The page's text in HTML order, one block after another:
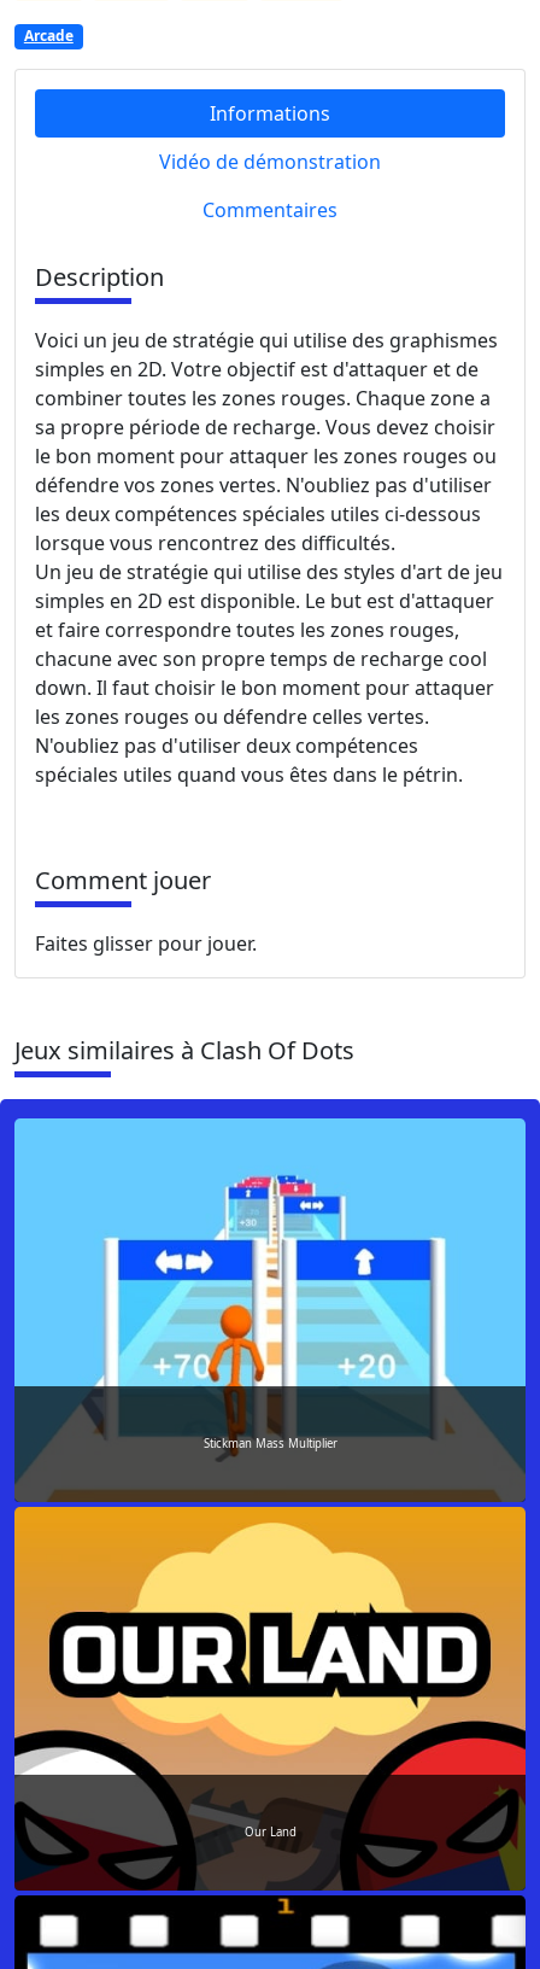
Arcade
Informations
Vidéo de démonstration
Commentaires
Description
Voici un jeu de stratégie qui utilise des graphismes
simples en 2D. Votre objectif est d'attaquer et de
combiner toutes les zones rouges. Chaque zone a
sa propre période de recharge. Vous devez choisir
le bon moment pour attaquer les zones rouges ou
défendre vos zones vertes. N'oubliez pas d'utiliser
les deux compétences spéciales utiles ci-dessous
lorsque vous rencontrez des difficultés.
Un jeu de stratégie qui utilise des styles d'art de jeu
simples en 2D est disponible. Le but est d'attaquer
et faire correspondre toutes les zones rouges,
chacune avec son propre temps de recharge cool
down. Il faut choisir le bon moment pour attaquer
les zones rouges ou défendre celles vertes.
N'oubliez pas d'utiliser deux compétences
spéciales utiles quand vous êtes dans le pétrin.
Comment jouer
Faites glisser pour jouer.
Jeux similaires à Clash Of Dots
Stickman Mass Multiplier
Our Land